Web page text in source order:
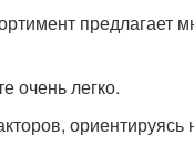
предлагает
очень легко.